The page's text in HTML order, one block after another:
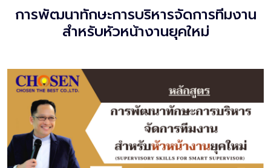
การพัฒนาทักษะการบริหารจัดการทีมงาน
สำหรับหัวหน้างานยุคใหม่